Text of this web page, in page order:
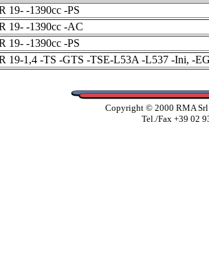
19- -1390cc -PS
19- -1390cc -AC
19- -1390cc -PS
19-1,4 -TS -GTS -TSE-L53A -L537 -Ini, -
Copyright © 2000 RMA Srl
Tel./Fax +39 02